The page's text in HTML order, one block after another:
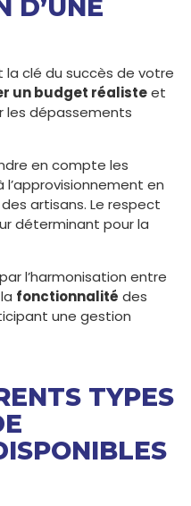
D’UNE
clé du succès de votre
un budget réalisteet
les dépassements
en compte les
en
artisans. Le respect
déterminant pour la
l’harmonisation entre
fonctionnalité des
une gestion
TYPES